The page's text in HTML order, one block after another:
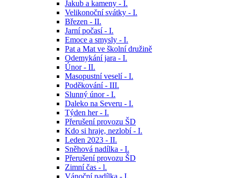
Jakub a kameny - I.
Velikonoční svátky - I.
Březen - II.
Jarní počasí - I.
Emoce a smysly - I.
Pat a Mat ve školní družině
Odemykání jara - I.
Únor - II.
Masopustní veselí - I.
Poděkování - III.
Slunný únor - I.
Daleko na Severu - I.
Týden her - I.
Přerušení provozu ŠD
Kdo si hraje, nezlobí - I.
Leden 2023 - II.
Sněhová nadílka - I.
Přerušení provozu ŠD
Zimní čas - l.
Vánoční nadílka - I.